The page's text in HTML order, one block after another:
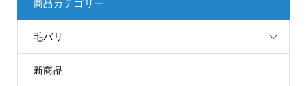
商品カテゴリー
毛バリ
新商品